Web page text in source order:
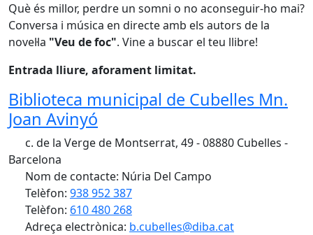
Què és millor, perdre un somni o no aconseguir-ho mai?
Conversa i música en directe amb els autors de la
novel·la "Veu de foc". Vine a buscar el teu llibre!
Entrada lliure, aforament limitat.
Biblioteca municipal de Cubelles Mn.
Joan Avinyó
c. de la Verge de Montserrat, 49 - 08880 Cubelles -
Barcelona
Nom de contacte: Núria Del Campo
Telèfon: 938 952 387
Telèfon: 610 480 268
Adreça electrònica: b.cubelles@diba.cat